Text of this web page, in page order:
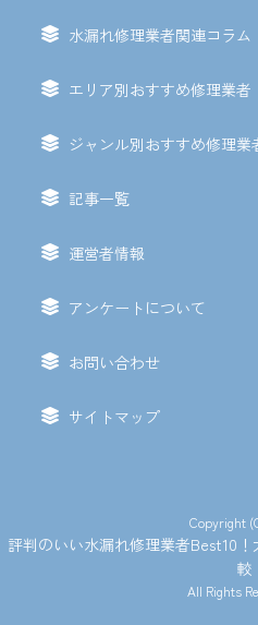
水漏れ修理業者関連コラム
エリア別おすすめ修理業者
ジャンル別おすすめ修理業
記事一覧
運営者情報
アンケートについて
お問い合わせ
サイトマップ
Copyright
評判のいい水漏れ修理業者Best10
較
All Rights